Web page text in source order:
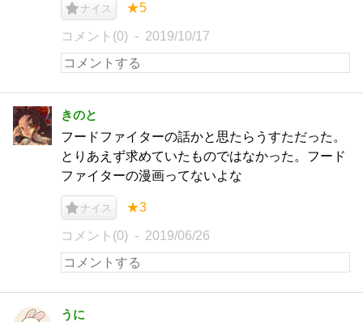
ナイス ★5
コメント(0) 2019/10/17
きのと
フードファイターの話かと思たらうすただった。
とりあえず求めていたものではなかった。フード
ファイターの漫画ってないよな
ナイス ★3
コメント(0) 2019/06/26
うに